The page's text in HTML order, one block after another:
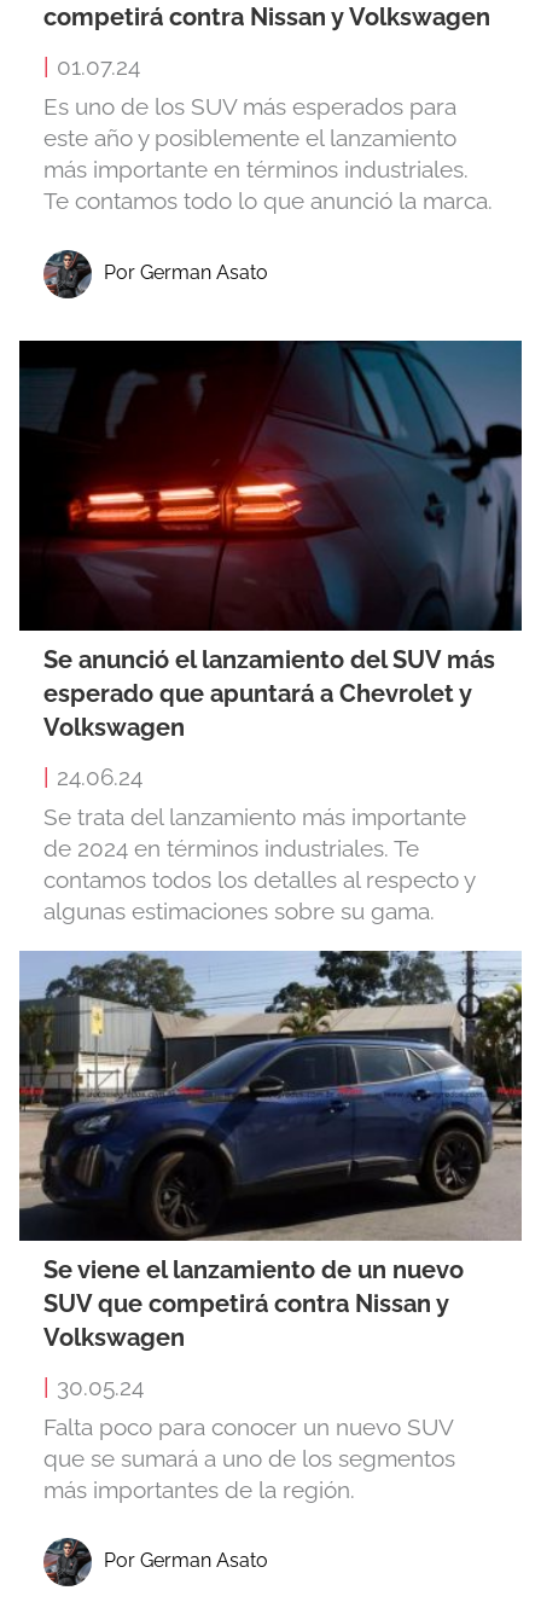
competirá contra Nissan y Volkswagen
01.07.24
Es uno de los SUV más esperados para
este año y posiblemente el lanzamiento
más importante en términos industriales.
Te contamos todo lo que anunció la marca.
Por German Asato
Se anunció el lanzamiento del SUV más
esperado que apuntará a Chevrolet y
Volkswagen
24.06.24
Se trata del lanzamiento más importante
de 2024 en términos industriales. Te
contamos todos los detalles al respecto y
algunas estimaciones sobre su gama.
Se viene el lanzamiento de un nuevo
SUV que competirá contra Nissan y
Volkswagen
30.05.24
Falta poco para conocer un nuevo SUV
que se sumará a uno de los segmentos
más importantes de la región.
Por German Asato